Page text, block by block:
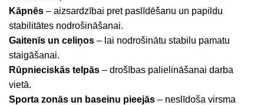
Kāpnēs – aizsardzībai pret paslīdēšanu un papildu
stabilitātes nodrošināšanai.
Gaitenīs un celiņos – lai nodrošinātu stabilu pamatu
staigāšanai.
Rūpnieciskās telpās – drošības palielināšanai darba
vietā.
Sporta zonās un baseinu pieejās – neslīdoša virsma